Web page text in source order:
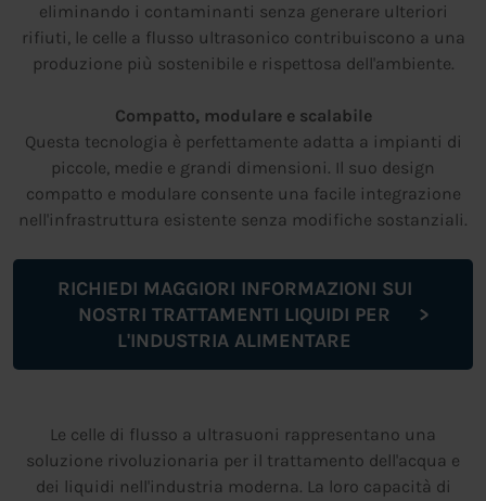
eliminando i contaminanti senza generare ulteriori
rifiuti, le celle a flusso ultrasonico contribuiscono a una
produzione più sostenibile e rispettosa dell'ambiente.
Compatto, modulare e scalabile
Questa tecnologia è perfettamente adatta a impianti di
piccole, medie e grandi dimensioni. Il suo design
compatto e modulare consente una facile integrazione
nell'infrastruttura esistente senza modifiche sostanziali.
RICHIEDI MAGGIORI INFORMAZIONI SUI
NOSTRI TRATTAMENTI LIQUIDI PER
L'INDUSTRIA ALIMENTARE
Le celle di flusso a ultrasuoni rappresentano una
soluzione rivoluzionaria per il trattamento dell'acqua e
dei liquidi nell'industria moderna. La loro capacità di